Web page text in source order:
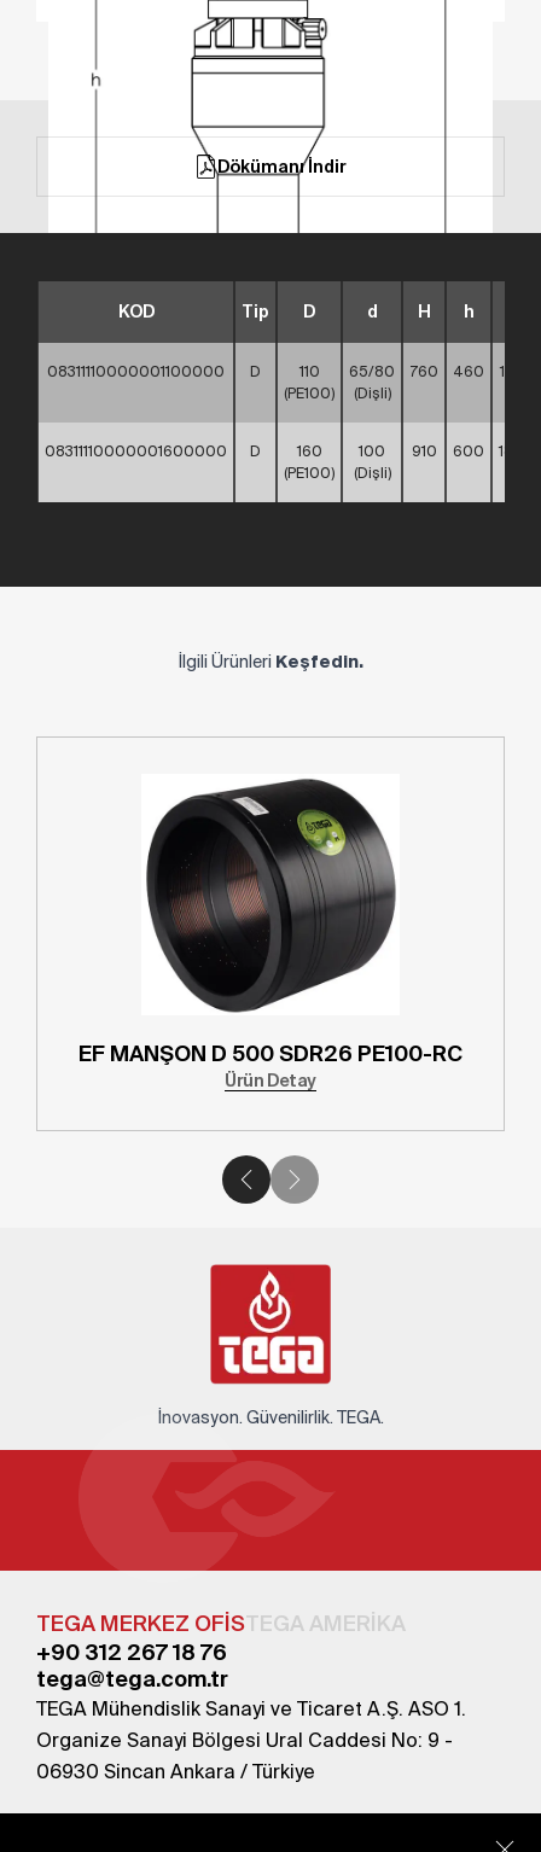
Dökümanı İndir
KOD Tip D d H h
08311110000001100000 D
110
(PE100)
65/80
(Dişli)
760 460 170
08311110000001600000 D
160
(PE100)
100
(Dişli)
910 600 180
İlgili Ürünleri Keşfedin.
EF MANŞON D 500 SDR26 PE100-RC
Ürün Detay
İnovasyon. Güvenilirlik. TEGA.
TEGA MERKEZ OFİSTEGA AMERİKA
+90 312 267 18 76
tega@tega.com.tr
TEGA Mühendislik Sanayi ve Ticaret A.Ş. ASO 1.
Organize Sanayi Bölgesi Ural Caddesi No: 9 -
06930 Sincan Ankara / Türkiye